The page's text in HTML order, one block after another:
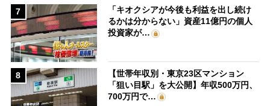
7
「キオクシアが今後も利益を出し続け
るかは分からない」資産11億円の個人
投資家が…
8
【世帯年収別・東京23区マンション
「狙い目駅」を大公開】年収500万円、
700万円で…